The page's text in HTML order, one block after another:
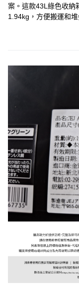
案。這款43L綠色收納
1.94kg，方便搬運和
放家居雜物，都能輕